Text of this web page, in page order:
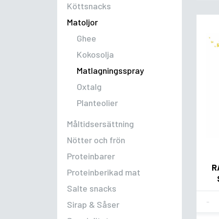
Köttsnacks
Matoljor
Ghee
Kokosolja
Matlagningsspray
Oxtalg
Planteolier
Måltidsersättning
Nötter och frön
Proteinbarer
Proteinberikad mat
Salte snacks
Sirap & Såser